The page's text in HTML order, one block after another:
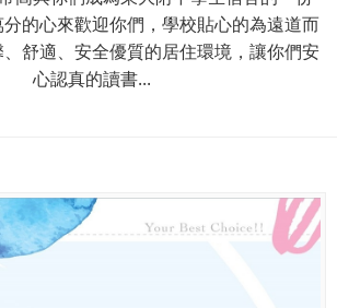
的心來歡迎你們，學校貼心的為遠道而
舒適、安全優質的居住環境，讓你們安
心認真的讀書...